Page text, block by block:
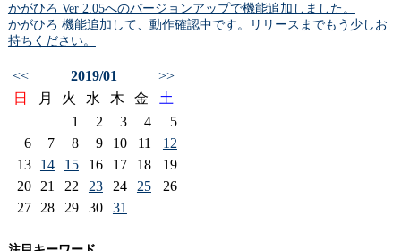
かがひろ Ver 2.05へのバージョンアップで機能追加しました。
かがひろ 機能追加して、動作確認中です。リリースまでもう少しお
持ちください。
<< 2019/01
>>
日
月 火 水 木 金
土
1
2 3 4
5
6
7 8 9 10 11
12
13
14 15 16 17 18
19
20
21 22 23 24 25
26
27
28 29 30 31